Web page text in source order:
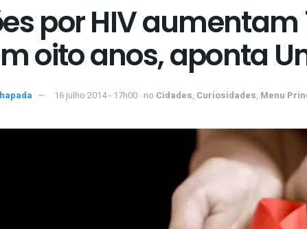
por HIV aumentam
oito anos, aponta
16 julho 2014 - 17h00 no Cidades, Curiosidades, Menu